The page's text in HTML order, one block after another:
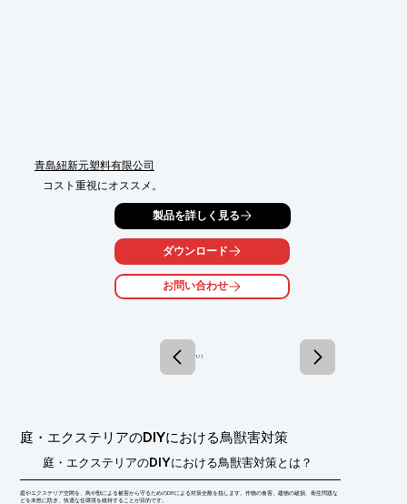
青島紐新元塑料有限公司
コスト重視にオススメ。
製品を詳しく見る
ダウンロード
お問い合わせ
1 / 1
庭・エクステリアのDIYにおける鳥獣害対策
庭・エクステリアのDIYにおける鳥獣害対策とは？
庭やエクステリア空間を、鳥や獣による被害から守るためのDIYによる対策全般を指します。作物の食害、建物の破損、衛生問題な
どを未然に防ぎ、快適な住環境を維持することが目的です。